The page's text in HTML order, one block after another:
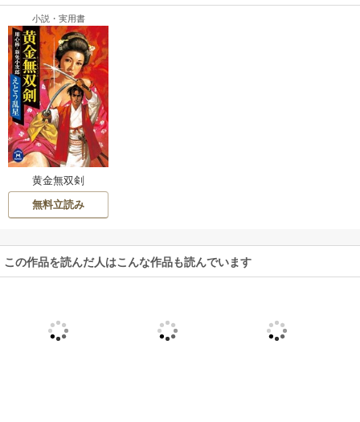
小説・実用書
黄金無双剣
無料立読み
この作品を読んだ人はこんな作品も読んでいます